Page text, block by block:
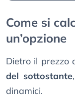
Come si
un’opzione
Dietro il prezzo
del sottostante
dinamici.